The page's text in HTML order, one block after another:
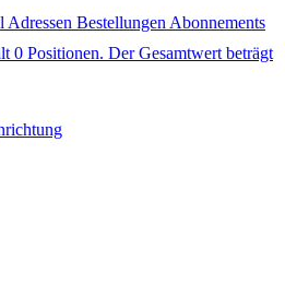
Adressen Bestellungen Abonnements
0 Positionen. Der Gesamtwert beträgt